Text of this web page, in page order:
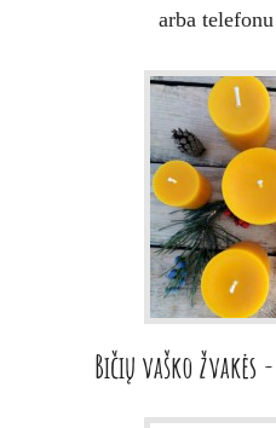
arba telefonu
Bičių vaško